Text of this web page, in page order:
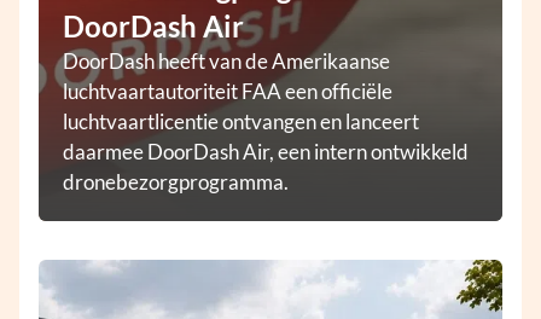
DoorDash Air
DoorDash heeft van de Amerikaanse
luchtvaartautoriteit FAA een officiële
luchtvaartlicentie ontvangen en lanceert
daarmee DoorDash Air, een intern ontwikkeld
dronebezorgprogramma.